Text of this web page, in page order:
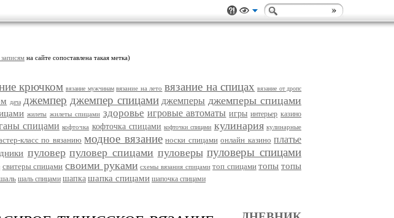
на сайте сопоставлена такая метка)
крючком вязание мужчинам вязание на лето вязание на спицах вязание от дропс
дача джемпер джемпер спицами джемперы джемперы спицами
жилеты жилеты спицами здоровье игровые автоматы игры интерьер казино
спицами кофточка кофточка спицами кофточки спицами кулинария кулинарные
класс по вязанию модное вязание носки спицами онлайн казино платье
пуловер пуловер спицами пуловеры пуловеры спицами
свитеры спицами своими руками схемы вязания спицами топ спицами топы топы
шаль спицами шапка шапка спицами шапочка спицами